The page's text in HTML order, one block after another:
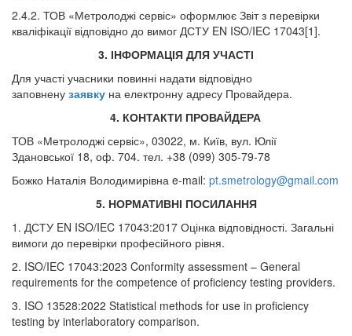
2.4.2. ТОВ «Метролоджі сервіс» оформлює Звіт з перевірки
кваліфікації відповідно до вимог ДСТУ EN ISO/IEC 17043[1].
3. ІНФОРМАЦІЯ ДЛЯ УЧАСТІ
Для участі учасники повинні надати відповідно
заповнену заявку на електронну адресу Провайдера.
4. КОНТАКТИ ПРОВАЙДЕРА
ТОВ «Метролоджі сервіс», 03022, м. Київ, вул. Юлії
Здановської 18, оф. 704. тел. +38 (099) 305-79-78
Божко Наталія Володимирівна e-mail: pt.smetrology@gmail.com
5. НОРМАТИВНІ ПОСИЛАННЯ
1. ДСТУ EN ISO/IEC 17043:2017 Оцінка відповідності. Загальні
вимоги до перевірки професійного рівня.
2. ISO/IEC 17043:2023 Conformity assessment – General
requirements for the competence of proficiency testing providers.
3. ISO 13528:2022 Statistical methods for use in proficiency
testing by interlaboratory comparison.